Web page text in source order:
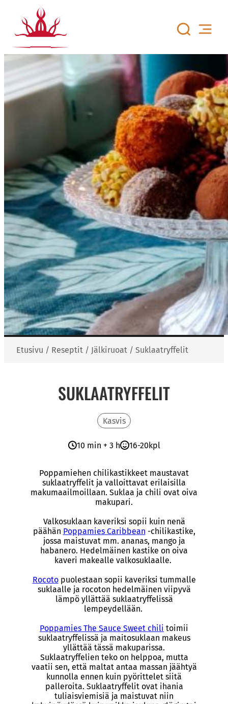
sisältöön
Etusivu / Reseptit / Jälkiruoat / Suklaatryffelit
SUKLAATRYFFELIT
Kasvis
10 min + 3 h 16-20kpl
Poppamiehen chilikastikkeet maustavat
suklaatryffelit ja valloittavat erilaisilla
makumaailmoillaan. Suklaa ja chili ovat oiva
makupari.
Valkosuklaan kaveriksi sopii kuin nenä
päähän Poppamies Caribbean -chilikastike,
jossa maistuvat mm. ananas, mango ja
habanero. Hedelmäinen kastike on oiva
kaveri makealle valkosuklaalle.
Rocotopuolestaan sopii kaveriksi tummalle
suklaalle ja rocoton hedelmäinen viipyvä
lämpö yllättää suklaatryffelissä
lempeydellään.
Poppamies The Sauce Sweet chili toimii
suklaatryffelissä ja maitosuklaan makeus
yllättää tässä makuparissa.
Suklaatryffelien teko on helppoa, mutta
vaatii sen, että maltat antaa massan jäähtyä
kunnolla ennen kuin pyörittelet siitä
palleroita. Suklaatryffelit ovat ihania
tuliaisviemisiä ja maistuvat niin